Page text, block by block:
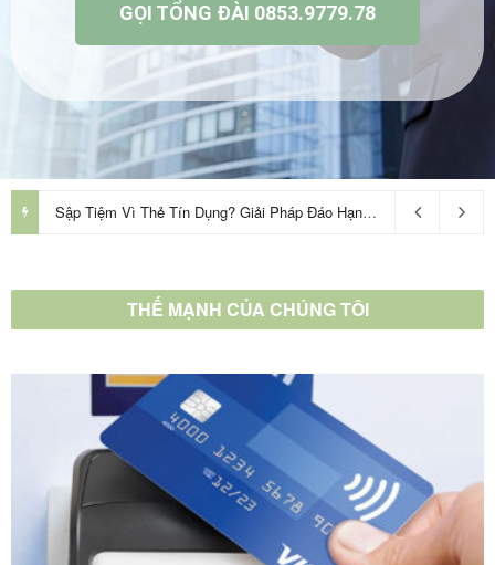
GỌI TỔNG ĐÀI 0853.9779.78
Sập Tiệm Vì Thẻ Tín Dụng? Giải Pháp Đáo Hạn Cho Doanh Nghiệp Nhỏ
THẾ MẠNH CỦA CHÚNG TÔI